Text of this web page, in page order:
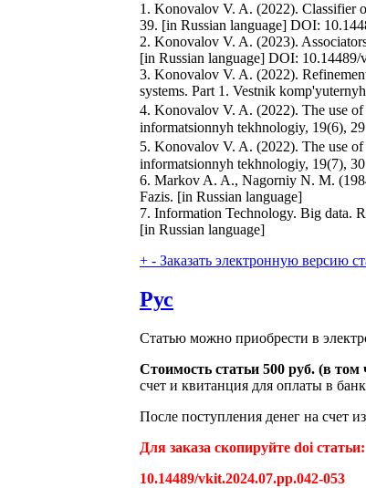
1. Konovalov V. A. (2022). Сlassifier
39. [in Russian language] DOI:
2. Konovalov V. A. (2023).
[in Russian language] DOI:
3. Konovalov V. A. (2022).
systems. Part 1. Vestnik
4. Konovalov V. A. (2022). The use
informatsionnyh tekhnologiy, 19(6),
5. Konovalov V. A. (2022). The use
informatsionnyh tekhnologiy, 19(7),
6. Markov A. A., Nagorniy N. M.
Fazis. [in Russian language]
7. Information Technology. Big data.
[in Russian language]
+ - Заказать электронную версию
Рус
Статью можно приобрести в
Стоимость статьи 500 руб. (в
счет и квитанция для оплаты в
После поступления денег на счет
Для заказа скопируйте doi статьи:
10.14489/vkit.2024.07.pp.042-053